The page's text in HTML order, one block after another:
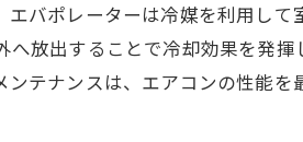
太陽光発電との連携技術
最新の断熱技術の活用
高効率コンプレッサーの導入
バポレーターは冷媒を利用し
放出することで冷却効果を発
テナンスは、エアコンの性能を